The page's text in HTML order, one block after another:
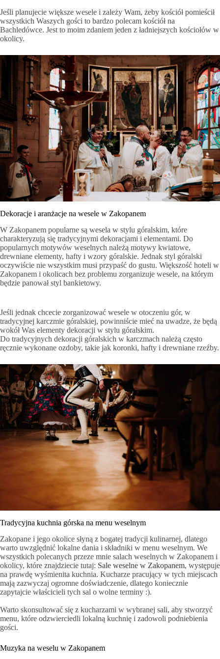
Jeśli planujecie większe wesele i zależy Wam, żeby kościół pomieścił
wszystkich Waszych gości to bardzo polecam kościół na
Bachledówce. Jest to moim zdaniem jeden z ładniejszych kościołów w
okolicy.
Dekoracje i aranżacje na wesele w Zakopanem
W Zakopanem popularne są wesela w stylu góralskim, które
charakteryzują się tradycyjnymi dekoracjami i elementami. Do
popularnych motywów weselnych należą motywy kwiatowe,
drewniane elementy, hafty i wzory góralskie. Jednak styl góralski
oczywiście nie wszystkim musi przypaść do gustu. Większość hoteli w
Zakopanem i okolicach bez problemu zorganizuje wesele, na którym
będzie panował styl bankietowy.
Jeśli jednak chcecie zorganizować wesele w otoczeniu gór, w
tradycyjnej karczmie góralskiej, powinniście mieć na uwadze, że będą
wokół Was elementy dekoracji w stylu góralskim.
Do tradycyjnych dekoracji góralskich w karczmach należą często
ręcznie wykonane ozdoby, takie jak koronki, hafty i drewniane rzeźby.
Tradycyjna kuchnia górska na menu weselnym
Zakopane i jego okolice słyną z bogatej tradycji kulinarnej, dlatego
warto uwzględnić lokalne dania i składniki w menu weselnym. We
wszystkich polecanych przeze mnie salach weselnych w Zakopanem i
okolicy, które znajdziecie tutaj: Sale weselne w Zakopanem, występuje
na prawdę wyśmienita kuchnia. Kucharze pracujący w tych miejscach
mają zazwyczaj ogromne doświadczenie, dlatego koniecznie
zapytajcie właścicieli tych sal o wolne terminy :).
Warto skonsultować się z kucharzami w wybranej sali, aby stworzyć
menu, które odzwierciedli lokalną kuchnię i zadowoli podniebienia
gości.
Muzyka na weselu w Zakopanem